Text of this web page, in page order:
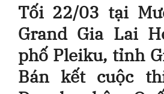
Tối 22/03 tại
Grand Gia Lai
phố Pleiku, tỉnh
Bán kết cuộc